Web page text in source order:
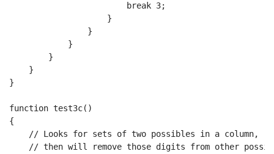
break 3;
}
}
}
}
}
}
function test3c()
{
// Looks for sets of two possibles in a column,
// then will remove those digits from other